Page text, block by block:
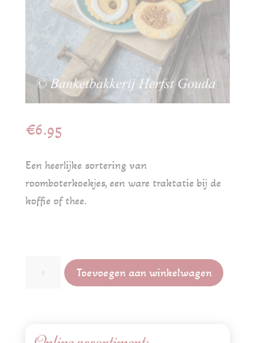
€6.95
Een heerlijke sortering van
roomboterkoekjes, een ware traktatie bij de
koffie of thee.
Gesorteerde
roomboterkoekjes
Toevoegen aan winkelwagen